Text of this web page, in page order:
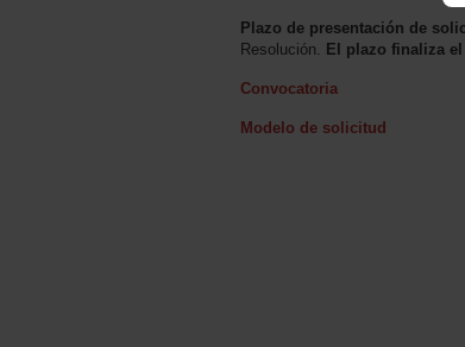
Plazo de presentación de
Resolución. El plazo finaliza el
Convocatoria
Modelo de solicitud